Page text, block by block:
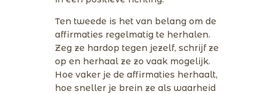
Ten tweede is het van belang om de
affirmaties regelmatig te herhalen.
Zeg ze hardop tegen jezelf, schrijf ze
op en herhaal ze zo vaak mogelijk.
Hoe vaker je de affirmaties herhaalt,
hoe sneller je brein ze als waarheid